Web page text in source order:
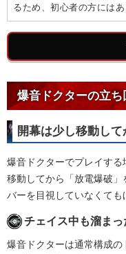
るため、初心者の方には
爆音ドクターの立ち
開幕は少し移動し
爆音ドクターでプレイす
移動してから「放電爆破
バーを目視していなくても
チェイス中も溜ま
爆音ドクターは通常構成